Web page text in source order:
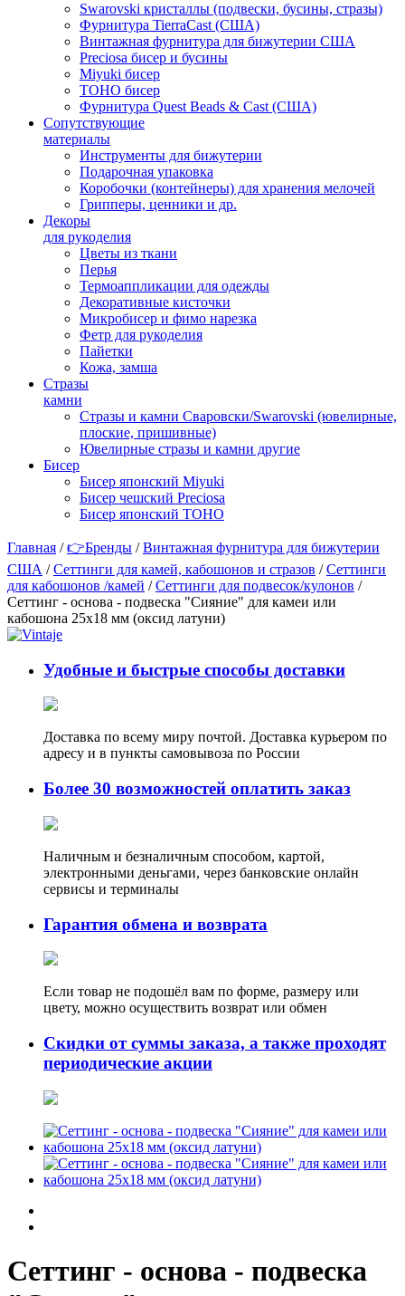
Swarovski кристаллы (подвески, бусины, стразы)
Фурнитура TierraCast (США)
Винтажная фурнитура для бижутерии США
Preciosa бисер и бусины
Miyuki бисер
TOHO бисер
Фурнитура Quest Beads & Cast (США)
Сопутствующие
материалы
Инструменты для бижутерии
Подарочная упаковка
Коробочки (контейнеры) для хранения мелочей
Грипперы, ценники и др.
Декоры
для рукоделия
Цветы из ткани
Перья
Термоаппликации для одежды
Декоративные кисточки
Микробисер и фимо нарезка
Фетр для рукоделия
Пайетки
Кожа, замша
Стразы
камни
Стразы и камни Сваровски/Swarovski (ювелирные,
плоские, пришивные)
Ювелирные стразы и камни другие
Бисер
Бисер японский Miyuki
Бисер чешский Preciosa
Бисер японский TOHO
Главная /👉Бренды /Винтажная фурнитура для бижутерии
США /Сеттинги для камей, кабошонов и стразов /Сеттинги
для кабошонов /камей /Сеттинги для подвесок/кулонов /
Сеттинг - основа - подвеска "Сияние" для камеи или
кабошона 25х18 мм (оксид латуни)
Удобные и быстрые способы доставки
Доставка по всему миру почтой. Доставка курьером по
адресу и в пункты самовывоза по России
Более 30 возможностей оплатить заказ
Наличным и безналичным способом, картой,
электронными деньгами, через банковские онлайн
сервисы и терминалы
Гарантия обмена и возврата
Если товар не подошёл вам по форме, размеру или
цвету, можно осуществить возврат или обмен
Скидки от суммы заказа, а также проходят
периодические акции
Сеттинг - основа - подвеска